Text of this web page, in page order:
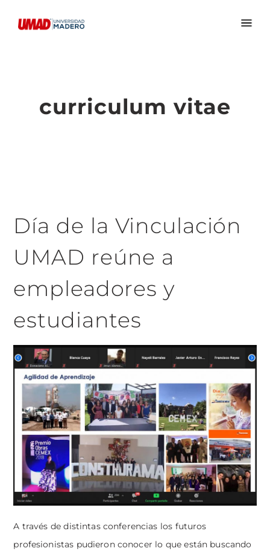
curriculum vitae
Día de la Vinculación
UMAD reúne a
empleadores y
estudiantes
A través de distintas conferencias los futuros
profesionistas pudieron conocer lo que están buscando